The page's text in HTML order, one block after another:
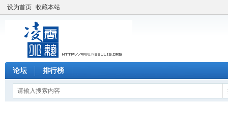
设为首页 收藏本站
论坛 排行榜